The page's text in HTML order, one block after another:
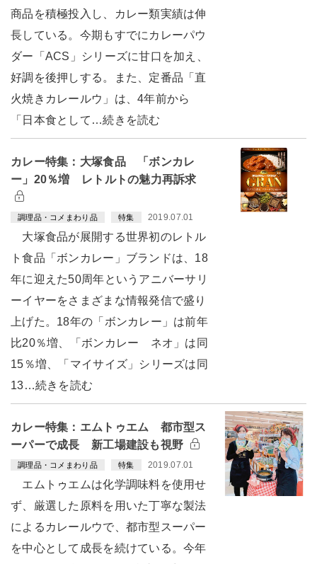
商品を積極投入し、カレー類実績は伸
長している。今期もすでにカレーパウ
ダー「ACS」シリーズに甘口を加え、
好調を後押しする。また、定番品「直
火焼きカレールウ」は、4年前から
「日本食として…続きを読む
カレー特集：大塚食品 「ボンカレ
ー」20％増 レトルトの魅力再訴求
調理品・コメまわり品 特集 2019.07.01
大塚食品が展開する世界初のレトル
ト食品「ボンカレー」ブランドは、18
年に迎えた50周年というアニバーサリ
ーイヤーをさまざまな情報発信で盛り
上げた。18年の「ボンカレー」は前年
比20％増、「ボンカレー ネオ」は同
15％増、「マイサイズ」シリーズは同
13…続きを読む
カレー特集：エムトゥエム 都市型ス
ーパーで成長 新工場建設も視野
調理品・コメまわり品 特集 2019.07.01
エムトゥエムは化学調味料を使用せ
ず、厳選した原料を用いた丁寧な製法
によるカレールウで、都市型スーパー
を中心として成長を続けている。今年